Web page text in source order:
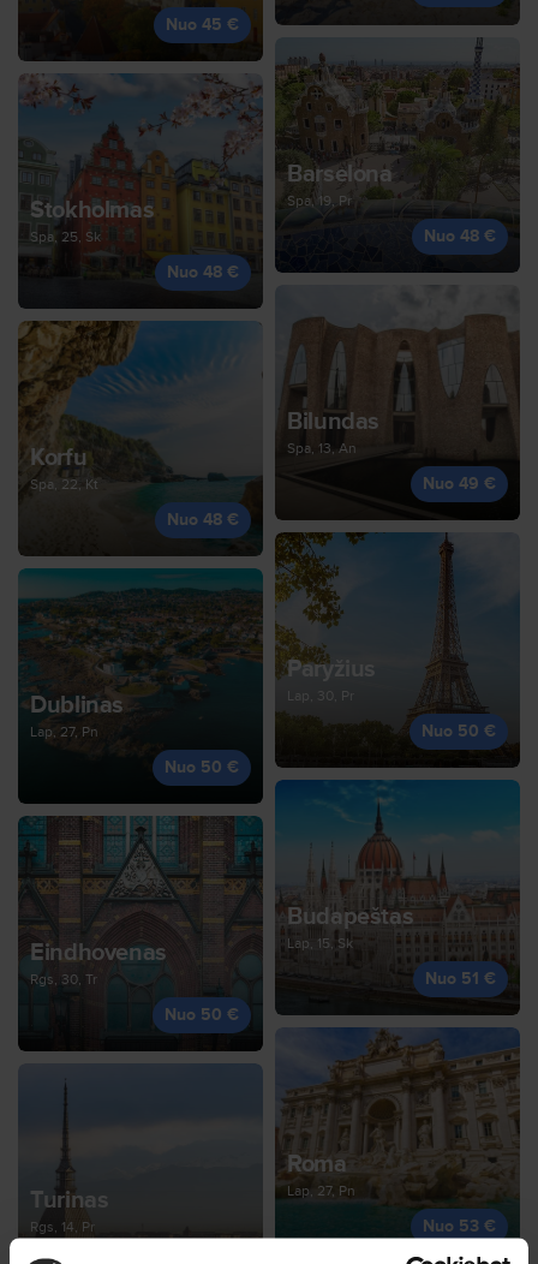
Nuo 45 €
Stokholmas
Spa, 25, Sk
Nuo 48 €
Barselona
Spa, 19, Pr
Nuo 48 €
Korfu
Spa, 22, Kt
Nuo 48 €
Bilundas
Spa, 13, An
Nuo 49 €
Dublinas
Lap, 27, Pn
Nuo 50 €
Paryžius
Lap, 30, Pr
Nuo 50 €
Eindhovenas
Rgs, 30, Tr
Nuo 50 €
Budapeštas
Lap, 15, Sk
Nuo 51 €
Turinas
Rgs, 14, Pr
Roma
Lap, 27, Pn
Nuo 53 €